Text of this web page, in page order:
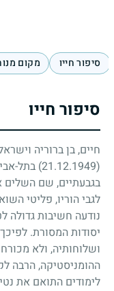
סיפור חייו מקום
סיפור חייו
חיים, בן ברוריה
(21.12.1949)
בתל-
בגבעתיים, שם השלים
לגבי הוריו, פליטי
נודעה חשיבות
יסודות המסורת.
ושלוחותיה, ולא מכורח
ההומניסטיקה, הרבה
לימודים התואם את